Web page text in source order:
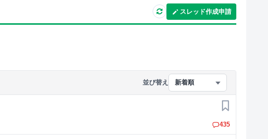
スレッド作成申請
並び替え 新着順
お気に入り
435